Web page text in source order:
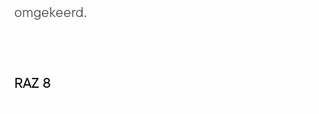
omgekeerd.
RAZ 8